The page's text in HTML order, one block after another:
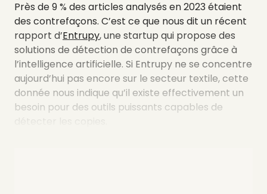
Près de 9 % des articles analysés en 2023 étaient
des contrefaçons. C’est ce que nous dit un récent
rapport d’Entrupy, une startup qui propose des
solutions de détection de contrefaçons grâce à
l’intelligence artificielle. Si Entrupy ne se concentre
aujourd’hui pas encore sur le secteur textile, cette
donnée nous indique qu’il existe effectivement un
besoin pour des outils puissants capables de